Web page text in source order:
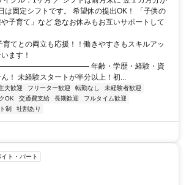
は固定シフトです。 希望休の提出OK！ 「子供の
子育て」など 急なお休みもお互いサポートして
育てとの両立も応援！！働きやすさもスキルアッ
ます！
年齢・学歴・経験・資
！ 未経験スタートが半分以上！初...
夫歓迎 フリーター歓迎 転勤なし
未経験者歓迎
OK 交通費支給 長期歓迎
フルタイム歓迎
制 社割あり
イト・パート